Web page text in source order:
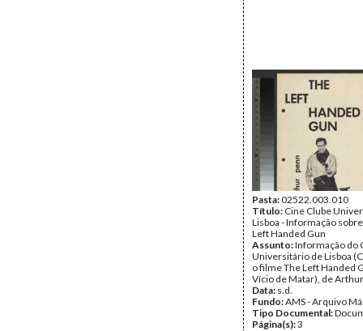
Pasta:02522.003.010
Título: Cine Clube
Lisboa - Informação
Left Handed Gun
Assunto:Informação do
Universitário de Lisboa
o filme The Left Handed
Vício de Matar), de
Data: s.d.
Fundo:AMS - Arquivo
Tipo Documental:
Página(s):3